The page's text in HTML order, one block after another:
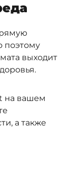
поэтому
выходит
на вашем
а также